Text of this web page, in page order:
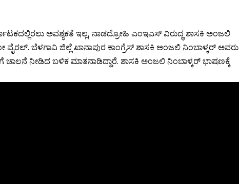
ಅವಶ್ಯಕತೆ ಇಲ್ಲ, ನಾಡದ್ರೋಹಿ ಎಂಇಎಸ್ ವಿರುದ್ಧ ಶಾಸಕಿ ಅಂಜಲಿ‌
ಬೆಳಗಾವಿ ಜಿಲ್ಲೆ ಖಾನಾಪುರ ಕಾಂಗ್ರೆಸ್ ಶಾಸಕಿ ಅಂಜಲಿ‌ ನಿಂಬಾಳ್ಕರ್ ಅವರು
ನೀಡಿದ ಬಳಿಕ ಮಾತನಾಡಿದ್ದಾರೆ. ಶಾಸಕಿ ಅಂಜಲಿ ನಿಂಬಾಳ್ಕರ್ ಭಾಷಣಕ್ಕೆ